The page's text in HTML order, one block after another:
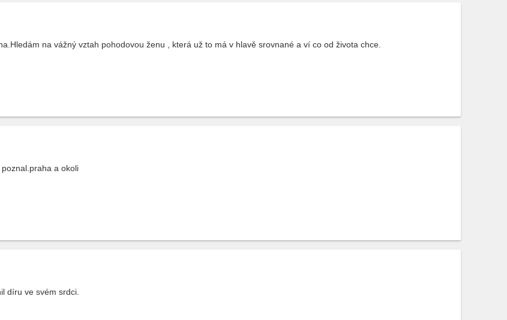
na vážný vztah pohodovou ženu , která už to má v hlavě srovnané a ví co od života chce.
a okoli
díru ve svém srdci.